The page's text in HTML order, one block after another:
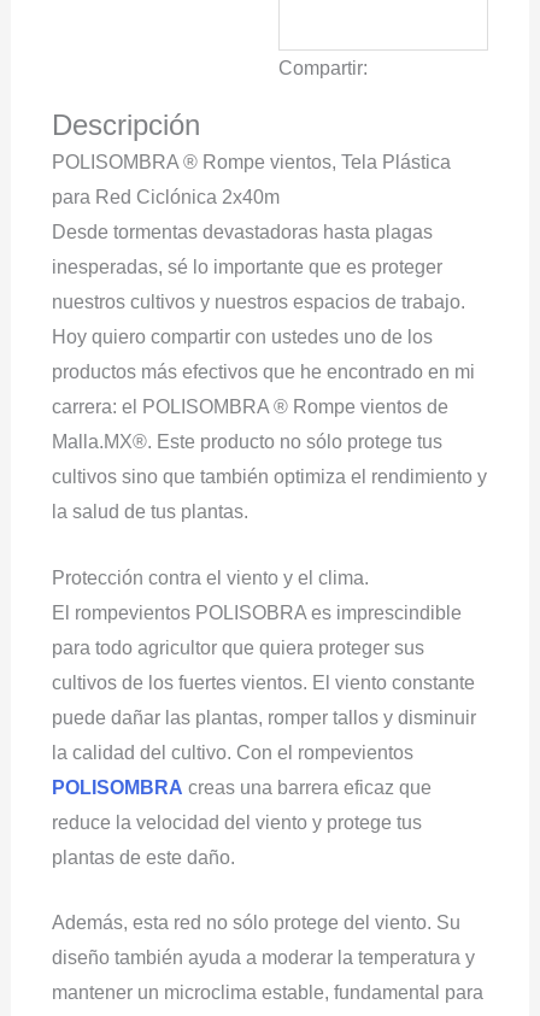
Compartir:
Descripción
POLISOMBRA ® Rompe vientos, Tela Plástica
para Red Ciclónica 2x40m
Desde tormentas devastadoras hasta plagas
inesperadas, sé lo importante que es proteger
nuestros cultivos y nuestros espacios de trabajo.
Hoy quiero compartir con ustedes uno de los
productos más efectivos que he encontrado en mi
carrera: el POLISOMBRA ® Rompe vientos de
Malla.MX®. Este producto no sólo protege tus
cultivos sino que también optimiza el rendimiento y
la salud de tus plantas.
Protección contra el viento y el clima.
El rompevientos POLISOBRA es imprescindible
para todo agricultor que quiera proteger sus
cultivos de los fuertes vientos. El viento constante
puede dañar las plantas, romper tallos y disminuir
la calidad del cultivo. Con el rompevientos
POLISOMBRA creas una barrera eficaz que
reduce la velocidad del viento y protege tus
plantas de este daño.
Además, esta red no sólo protege del viento. Su
diseño también ayuda a moderar la temperatura y
mantener un microclima estable, fundamental para